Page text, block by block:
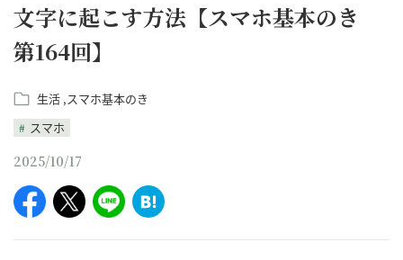
文字に起こす方法【スマホ基本のき
第164回】
生活 スマホ基本のき
スマホ
2025/10/17